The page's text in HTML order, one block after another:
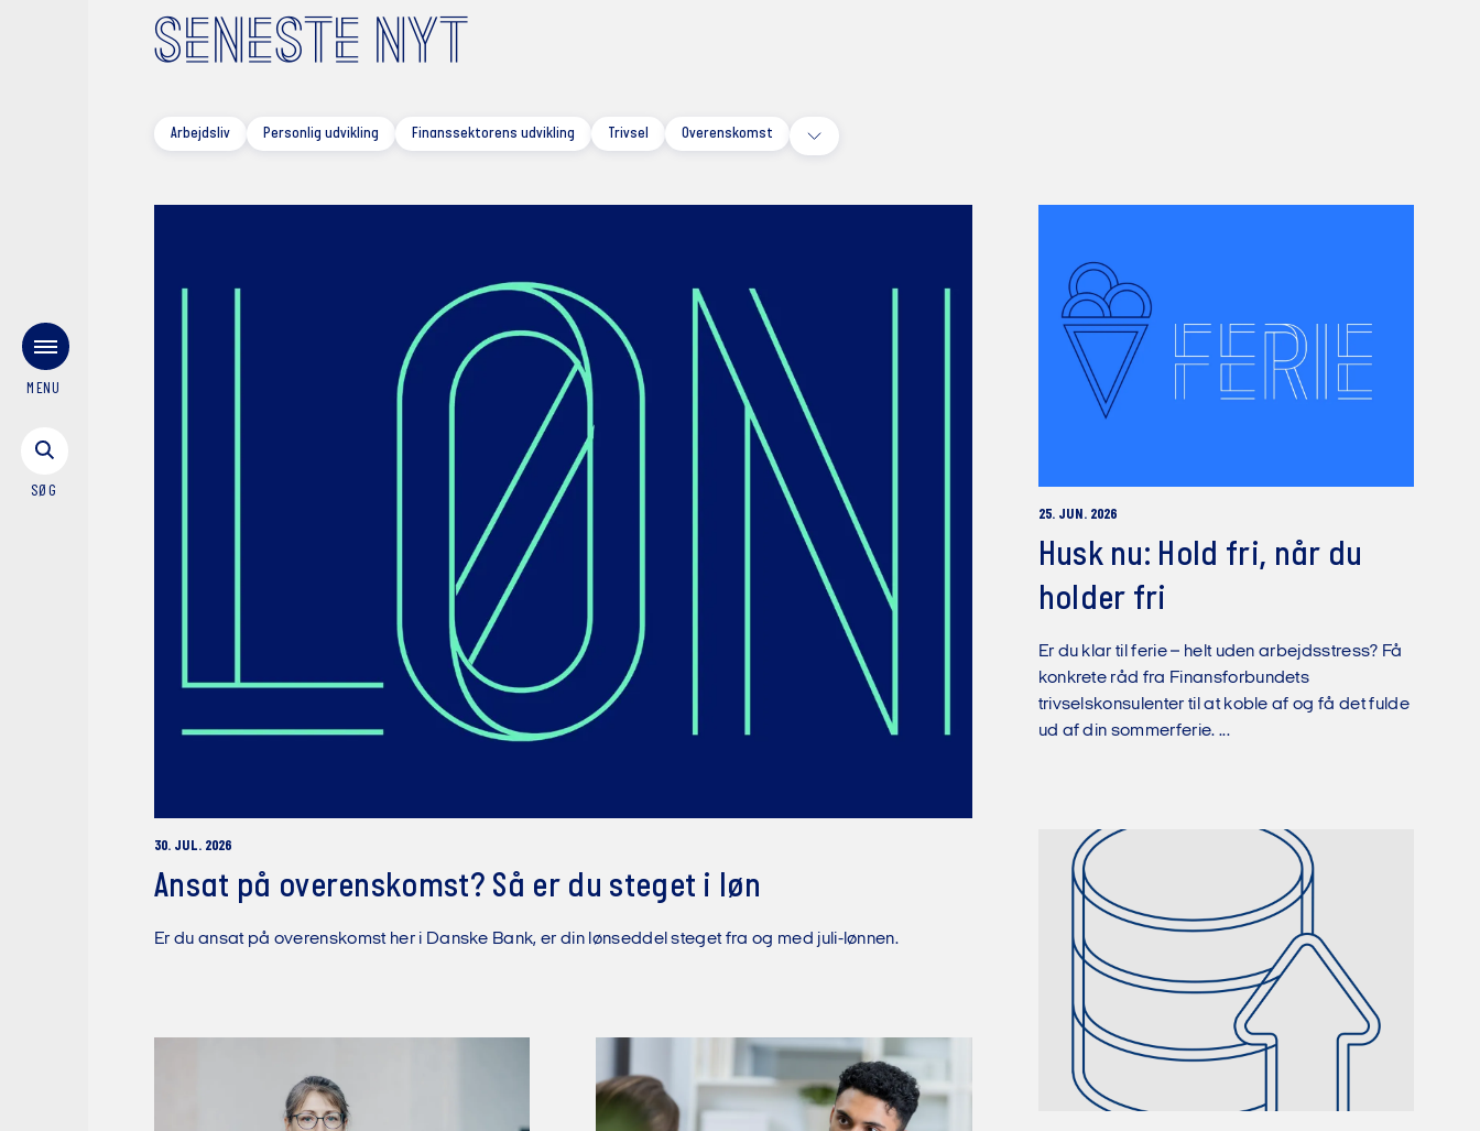
MENU
SØG
SENESTE NYT
Arbejdsliv Personlig udvikling Finanssektorens udvikling Trivsel Overenskomst
30. JUL. 2026
Ansat på overenskomst? Så er du steget i løn
Er du ansat på overenskomst her i Danske Bank, er din lønseddel steget fra og med juli-lønnen.
25. JUN. 2026
Husk nu: Hold fri, når du
holder fri
Er du klar til ferie – helt uden arbejdsstress? Få
konkrete råd fra Finansforbundets
trivselskonsulenter til at koble af og få det fulde
ud af din sommerferie. ...